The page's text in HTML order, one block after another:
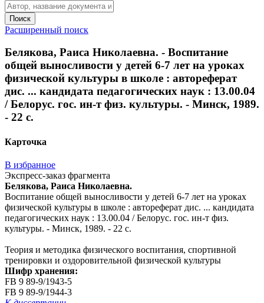
Поиск
Расширенный поиск
Белякова, Раиса Николаевна. - Воспитание
общей выносливости у детей 6-7 лет на уроках
физической культуры в школе : автореферат
дис. ... кандидата педагогических наук : 13.00.04
/ Белорус. гос. ин-т физ. культуры. - Минск, 1989.
- 22 с.
Карточка
В избранное
Экспресс-заказ фрагмента
Белякова, Раиса Николаевна.
Воспитание общей выносливости у детей 6-7 лет на уроках
физической культуры в школе : автореферат дис. ... кандидата
педагогических наук : 13.00.04 / Белорус. гос. ин-т физ.
культуры. - Минск, 1989. - 22 с.
Теория и методика физического воспитания, спортивной
тренировки и оздоровительной физической культуры
Шифр хранения:
FB 9 89-9/1943-5
FB 9 89-9/1944-3